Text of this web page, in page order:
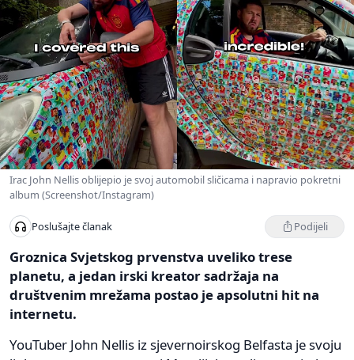
Irac John Nellis oblijepio je svoj automobil sličicama i napravio pokretni
album (Screenshot/Instagram)
Poslušajte članak Podijeli
Groznica Svjetskog prvenstva uveliko trese
planetu, a jedan irski kreator sadržaja na
društvenim mrežama postao je apsolutni hit na
internetu.
YouTuber John Nellis iz sjevernoirskog Belfasta je svoju